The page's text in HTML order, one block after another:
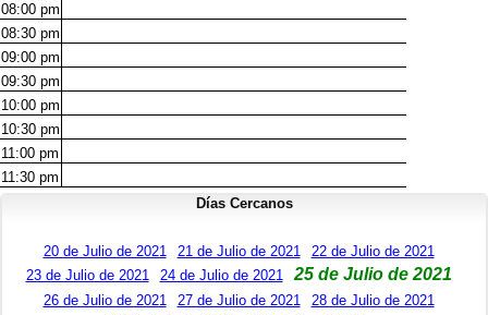
08:00 pm
08:30 pm
09:00 pm
09:30 pm
10:00 pm
10:30 pm
11:00 pm
11:30 pm
Días Cercanos
20 de Julio de 2021 21 de Julio de 2021
22 de Julio de 2021
23 de Julio de 2021
24 de Julio de 2021 25 de Julio de 2021
26 de Julio de 2021 27 de Julio de 2021
28 de Julio de 2021